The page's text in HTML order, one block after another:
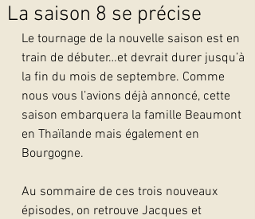
Découvrir les saisons
La saison 8 se précise
Le tournage de la nouvelle saison est en
train de débuter…et devrait durer jusqu’à
la fin du mois de septembre. Comme
nous vous l’avions déjà annoncé, cette
saison embarquera la famille Beaumont
en Thaïlande mais également en
Bourgogne.
Au sommaire de ces trois nouveaux
épisodes, on retrouve Jacques et